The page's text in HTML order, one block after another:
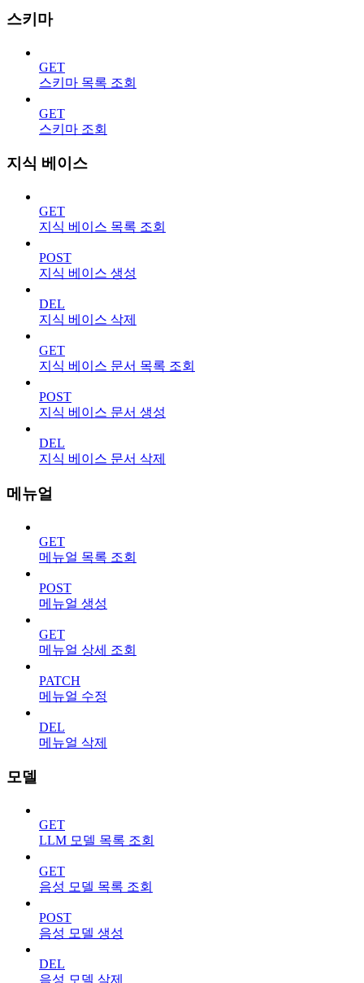
스키마
GET
스키마 목록 조회
GET
스키마 조회
지식 베이스
GET
지식 베이스 목록 조회
POST
지식 베이스 생성
DEL
지식 베이스 삭제
GET
지식 베이스 문서 목록 조회
POST
지식 베이스 문서 생성
DEL
지식 베이스 문서 삭제
메뉴얼
GET
메뉴얼 목록 조회
POST
메뉴얼 생성
GET
메뉴얼 상세 조회
PATCH
메뉴얼 수정
DEL
메뉴얼 삭제
모델
GET
LLM 모델 목록 조회
GET
음성 모델 목록 조회
POST
음성 모델 생성
DEL
음성 모델 삭제